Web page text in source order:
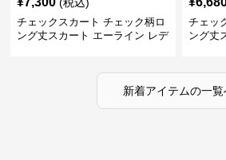
チェックスカート チェック柄ロ
ング丈スカート エーライン レデ
チェッ
ング丈
新着アイテムの一覧